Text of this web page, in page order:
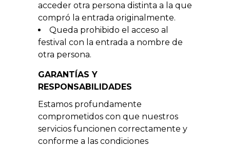
acceder otra persona distinta a la que
compró la entrada originalmente.
Queda prohibido el acceso al
festival con la entrada a nombre de
otra persona.
GARANTÍAS Y
RESPONSABILIDADES
Estamos profundamente
comprometidos con que nuestros
servicios funcionen correctamente y
conforme a las condiciones